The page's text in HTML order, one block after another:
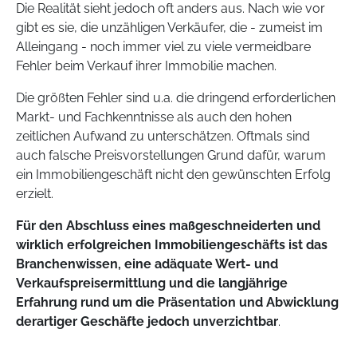
Die Realität sieht jedoch oft anders aus. Nach wie vor
gibt es sie, die unzähligen Verkäufer, die - zumeist im
Alleingang - noch immer viel zu viele vermeidbare
Fehler beim Verkauf ihrer Immobilie machen.
Die größten Fehler sind u.a. die dringend erforderlichen
Markt- und Fachkenntnisse als auch den hohen
zeitlichen Aufwand zu unterschätzen. Oftmals sind
auch falsche Preisvorstellungen Grund dafür, warum
ein Immobiliengeschäft nicht den gewünschten Erfolg
erzielt.
Für den Abschluss eines maßgeschneiderten und
wirklich erfolgreichen Immobiliengeschäfts ist das
Branchenwissen, eine adäquate Wert- und
Verkaufspreisermittlung und die langjährige
Erfahrung rund um die Präsentation und Abwicklung
derartiger Geschäfte jedoch unverzichtbar.